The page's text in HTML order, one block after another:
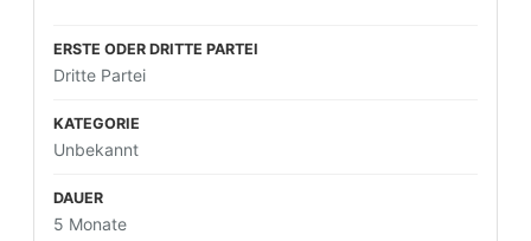
Dritte Partei
Unbekannt
5 Monate